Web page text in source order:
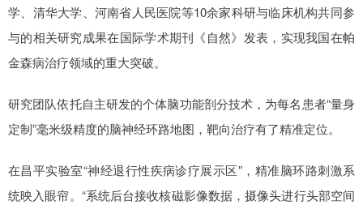
学、清华大学、河南省人民医院等10余家科研与临床机构共同参
与的相关研究成果在国际学术期刊《自然》发表，实现我国在帕
金森病治疗领域的重大突破。
研究团队依托自主研发的个体脑功能剖分技术，为每名患者“量身
定制”毫米级精度的脑神经环路地图，靶向治疗有了精准定位。
在昌平实验室“神经退行性疾病诊疗展示区”，精准脑环路刺激系
统映入眼帘。“系统后台接收核磁影像数据，摄像头进行头部空间